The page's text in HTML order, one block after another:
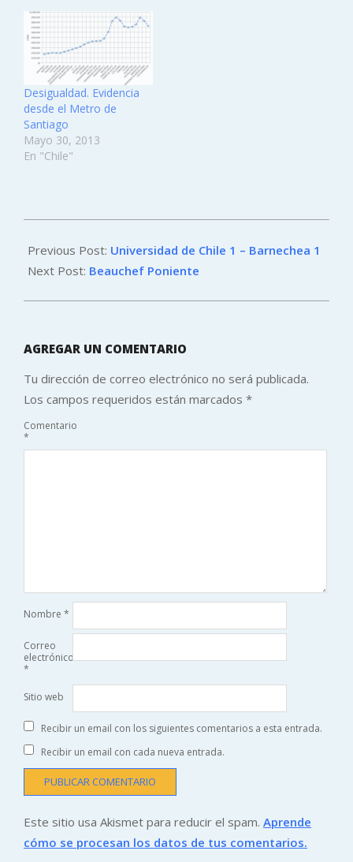
Desigualdad. Evidencia
desde el Metro de
Santiago
Mayo 30, 2013
En "Chile"
11-
24
Previous Post: Universidad de Chile 1 – Barnechea 1
Next Post: Beauchef Poniente
AGREGAR UN COMENTARIO
Tu dirección de correo electrónico no será publicada.
Los campos requeridos están marcados *
Comentario
*
Nombre *
Correo
electrónico
*
Sitio web
Recibir un email con los siguientes comentarios a esta entrada.
Recibir un email con cada nueva entrada.
Este sitio usa Akismet para reducir el spam. Aprende
cómo se procesan los datos de tus comentarios.